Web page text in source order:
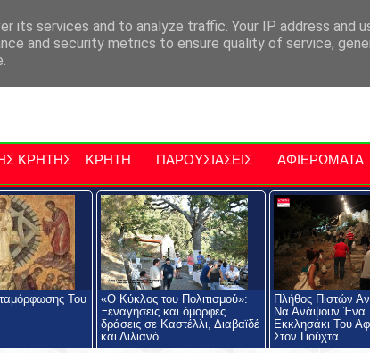
Εκδηλώσεις Στην Κρήτη Kriti Traveller
ΚΡΗΤΗΣ ΚΡΗΤΗ ΠΑΡΟΥΣΙΑΣΕΙΣ ΑΦΙΕΡΩΜΑΤΑ
Του
«Ο Κύκλος του Πολιτισμού»:
Ξεναγήσεις και όμορφες
δράσεις σε Καστέλλι, Διαβαϊδέ
και Λιλιανό
Πλήθος Πιστών
Να Ανάψουν Ένα
Εκκλησάκι Του
Στον Γιούχτα
its services and to analyze traffic. Your IP address and
and security metrics to ensure quality of service,